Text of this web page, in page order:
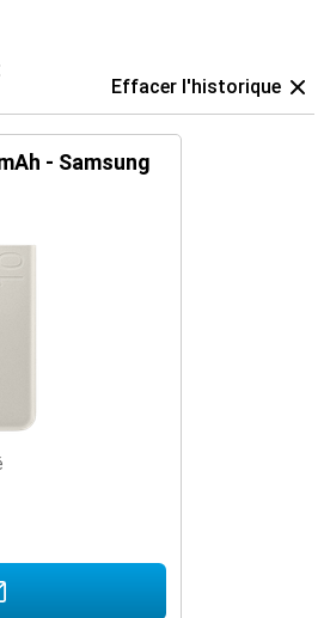
Effacer l'historique
- Samsung